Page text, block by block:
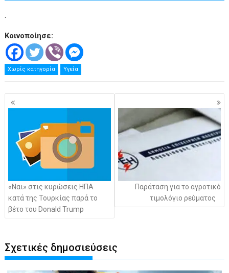
.
Κοινοποίησε:
Χωρίς κατηγορία Υγεία
Πλοήγηση
άρθρων
«Ναι» στις κυρώσεις ΗΠΑ
κατά της Τουρκίας παρά το
βέτο του Donald Trump
Παράταση για το αγροτικό
τιμολόγιο ρεύματος
Σχετικές δημοσιεύσεις